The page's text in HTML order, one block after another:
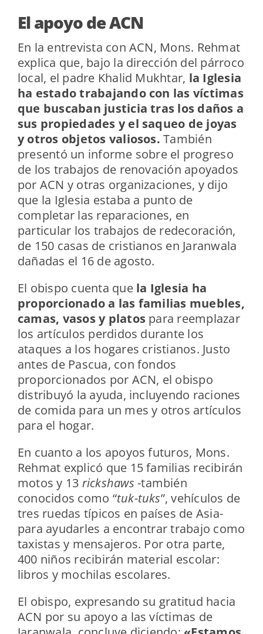
El apoyo de ACN
En la entrevista con ACN, Mons. Rehmat
explica que, bajo la dirección del párroco
local, el padre Khalid Mukhtar, la Iglesia
ha estado trabajando con las víctimas
que buscaban justicia tras los daños a
sus propiedades y el saqueo de joyas
y otros objetos valiosos. También
presentó un informe sobre el progreso
de los trabajos de renovación apoyados
por ACN y otras organizaciones, y dijo
que la Iglesia estaba a punto de
completar las reparaciones, en
particular los trabajos de redecoración,
de 150 casas de cristianos en Jaranwala
dañadas el 16 de agosto.
El obispo cuenta quela Iglesia ha
proporcionado a las familias muebles,
camas, vasos y platos para reemplazar
los artículos perdidos durante los
ataques a los hogares cristianos. Justo
antes de Pascua, con fondos
proporcionados por ACN, el obispo
distribuyó la ayuda, incluyendo raciones
de comida para un mes y otros artículos
para el hogar.
En cuanto a los apoyos futuros, Mons.
Rehmat explicó que 15 familias recibirán
motos y 13 rickshaws -también
conocidos como “tuk-tuks”, vehículos de
tres ruedas típicos en países de Asia-
para ayudarles a encontrar trabajo como
taxistas y mensajeros. Por otra parte,
400 niños recibirán material escolar:
libros y mochilas escolares.
El obispo, expresando su gratitud hacia
ACN por su apoyo a las víctimas de